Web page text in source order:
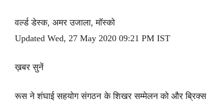
वर्ल्ड डेस्क, अमर उजाला, मॉस्को
Updated Wed, 27 May 2020 09:21 PM IST
ख़बर सुनें
रूस ने शंघाई सहयोग संगठन के शिखर सम्मेलन को और ब्रिक्स